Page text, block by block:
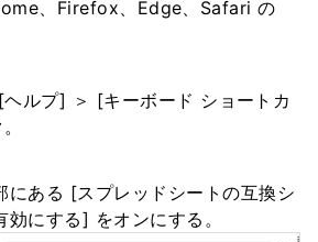
、Firefox、Edge、Safari の
ルプ] ＞ [キーボード ショートカ
にある [スプレッドシートの互換シ
効にする] をオンにする。